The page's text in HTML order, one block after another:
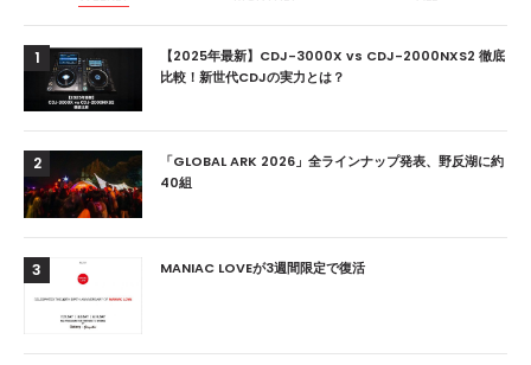
1
【2025年最新】CDJ-3000X vs CDJ-2000NXS2 徹底
比較！新世代CDJの実力とは？
2
「GLOBAL ARK 2026」全ラインナップ発表、野反湖に約
40組
3 MANIAC LOVEが3週間限定で復活